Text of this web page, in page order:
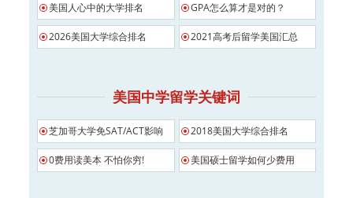
美国人心中的大学排名 GPA怎么算才是对的？
2026美国大学综合排名 2021高考后留学美国汇总
美国中学留学关键词
芝加哥大学免SAT/ACT影响 2018美国大学综合排名
0费用读美本 不怕你穷! 美国硕士留学如何少费用